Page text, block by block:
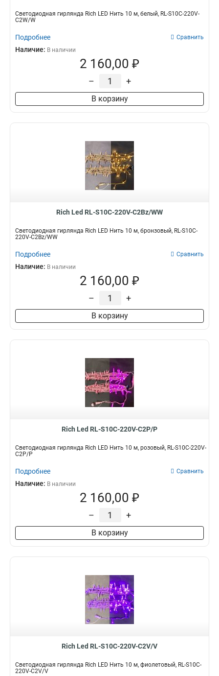
Светодиодная гирлянда Rich LED Нить 10 м, белый, RL-S10C-220V-
C2W/W
Подробнее Сравнить
Наличие: В наличии
2 160,00 ₽
– +
В корзину
Rich Led RL-S10C-220V-C2Bz/WW
Светодиодная гирлянда Rich LED Нить 10 м, бронзовый, RL-S10C-
220V-C2Bz/WW
Подробнее Сравнить
Наличие: В наличии
2 160,00 ₽
– +
В корзину
Rich Led RL-S10C-220V-C2P/P
Светодиодная гирлянда Rich LED Нить 10 м, розовый, RL-S10C-220V-
C2P/P
Подробнее Сравнить
Наличие: В наличии
2 160,00 ₽
– +
В корзину
Rich Led RL-S10C-220V-C2V/V
Светодиодная гирлянда Rich LED Нить 10 м, фиолетовый, RL-S10C-
220V-C2V/V